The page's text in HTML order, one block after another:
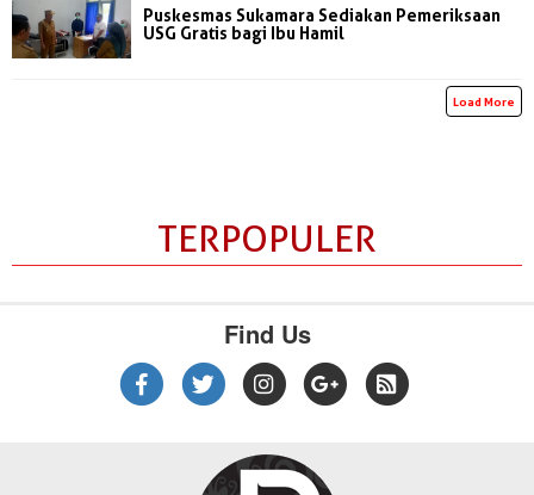
Puskesmas Sukamara Sediakan Pemeriksaan
USG Gratis bagi Ibu Hamil
Load More
TERPOPULER
Find Us